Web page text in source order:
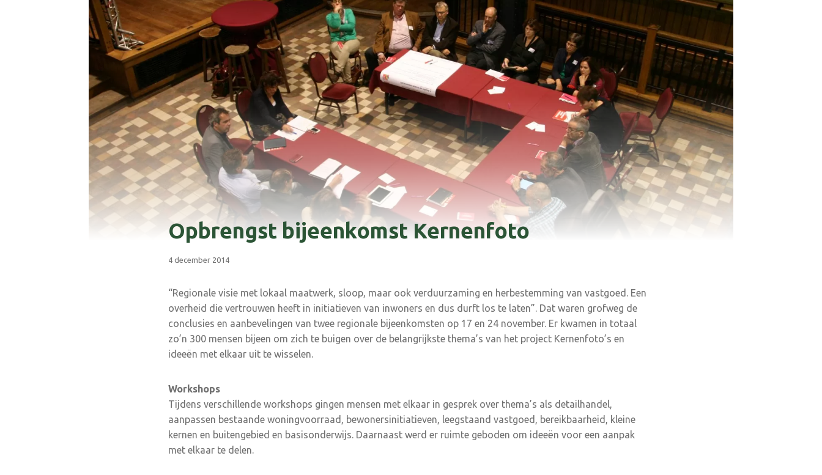
Opbrengst bijeenkomst Kernenfoto
4 december 2014
“Regionale visie met lokaal maatwerk, sloop, maar ook verduurzaming en herbestemming van vastgoed. Een
overheid die vertrouwen heeft in initiatieven van inwoners en dus durft los te laten”. Dat waren grofweg de
conclusies en aanbevelingen van twee regionale bijeenkomsten op 17 en 24 november. Er kwamen in totaal
zo’n 300 mensen bijeen om zich te buigen over de belangrijkste thema’s van het project Kernenfoto’s en
ideeën met elkaar uit te wisselen.
Workshops
Tijdens verschillende workshops gingen mensen met elkaar in gesprek over thema’s als detailhandel,
aanpassen bestaande woningvoorraad, bewonersinitiatieven, leegstaand vastgoed, bereikbaarheid, kleine
kernen en buitengebied en basisonderwijs. Daarnaast werd er ruimte geboden om ideeën voor een aanpak
met elkaar te delen.